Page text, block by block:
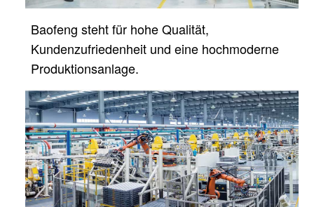
Baofeng steht für hohe Qualität,
Kundenzufriedenheit und eine hochmoderne
Produktionsanlage.